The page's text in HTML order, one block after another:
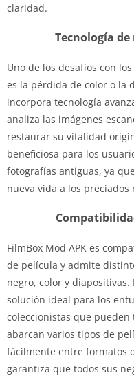
claridad.
Tecnología
Uno de los desafíos con
es la pérdida de color o la
incorpora tecnología
analiza las imágenes
restaurar su vitalidad
beneficiosa para los
fotografías antiguas, ya
nueva vida a los preciados
FilmBox Mod APK es
de película y admite
negro, color y
solución ideal para los
coleccionistas que pueden
abarcan varios tipos de
fácilmente entre formatos
garantiza que todos sus